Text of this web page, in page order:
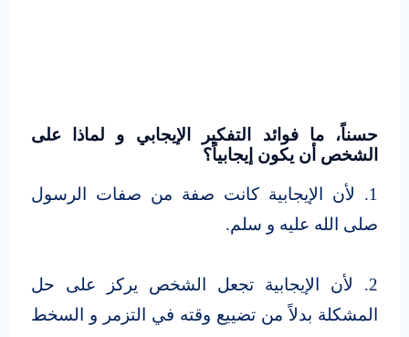
حسناً، ما فوائد التفكير الإيجابي و لماذا على
الشخص أن يكون إيجابياً؟
1. لأن الإيجابية كانت صفة من صفات الرسول
صلى الله عليه و سلم.
2. لأن الإيجابية تجعل الشخص يركز على حل
المشكلة بدلاً من تضييع وقته في التزمر و السخط